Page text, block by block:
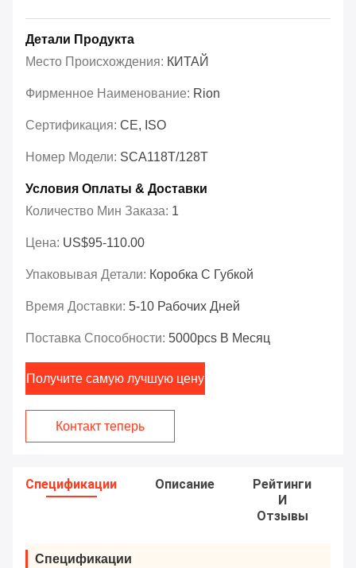
Детали Продукта
Место Происхождения: КИТАЙ
Фирменное Наименование: Rion
Сертификация: CE, ISO
Номер Модели: SCA118T/128T
Условия Оплаты & Доставки
Количество Мин Заказа: 1
Цена: US$95-110.00
Упаковывая Детали: Коробка С Губкой
Время Доставки: 5-10 Рабочих Дней
Поставка Способности: 5000pcs В Месяц
Получите самую лучшую цену
Контакт теперь
Спецификации Описание
Рейтинги
И
Отзывы
Спецификации